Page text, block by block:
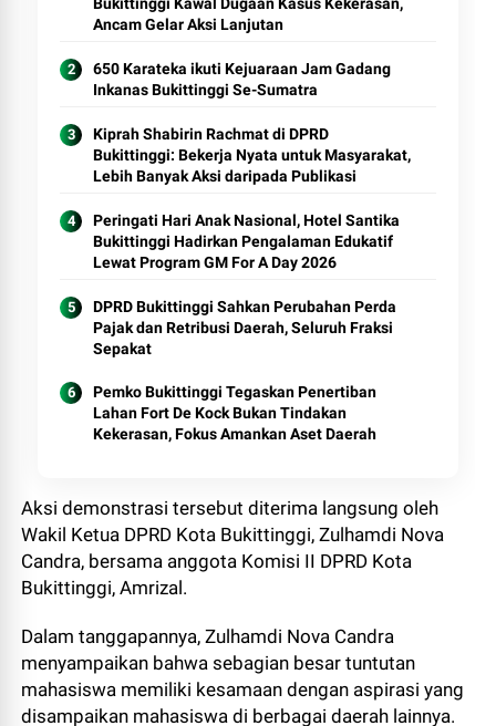
Ancam Gelar Aksi Lanjutan
650 Karateka ikuti Kejuaraan Jam Gadang
Inkanas Bukittinggi Se-Sumatra
Kiprah Shabirin Rachmat di DPRD
Bukittinggi: Bekerja Nyata untuk Masyarakat,
Lebih Banyak Aksi daripada Publikasi
Peringati Hari Anak Nasional, Hotel Santika
Bukittinggi Hadirkan Pengalaman Edukatif
Lewat Program GM For A Day 2026
DPRD Bukittinggi Sahkan Perubahan Perda
Pajak dan Retribusi Daerah, Seluruh Fraksi
Sepakat
Pemko Bukittinggi Tegaskan Penertiban
Lahan Fort De Kock Bukan Tindakan
Kekerasan, Fokus Amankan Aset Daerah
Aksi demonstrasi tersebut diterima langsung oleh
Wakil Ketua DPRD Kota Bukittinggi, Zulhamdi Nova
Candra, bersama anggota Komisi II DPRD Kota
Bukittinggi, Amrizal.
Dalam tanggapannya, Zulhamdi Nova Candra
menyampaikan bahwa sebagian besar tuntutan
mahasiswa memiliki kesamaan dengan aspirasi yang
disampaikan mahasiswa di berbagai daerah lainnya.